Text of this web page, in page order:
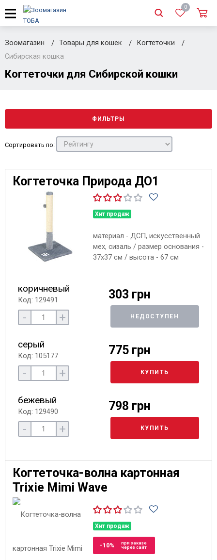
0
Зоомагазин Товары для кошек
Когтеточки
Сибирская кошка
Когтеточки для Сибирской кошки
ФИЛЬТРЫ
Сортировать по:
Когтеточка Природа ДО1
Хит продаж
материал - ДСП, искусственный
мех, сизаль / размер основания -
37х37 см / высота - 67 см
коричневый
Код: 129491 303 грн
- + НЕДОСТУПЕН
серый
Код: 105177 775 грн
- + КУПИТЬ
бежевый
Код: 129490 798 грн
- + КУПИТЬ
Когтеточка-волна картонная
Trixie Mimi Wave
Хит продаж
-10%
при заказе
через сайт